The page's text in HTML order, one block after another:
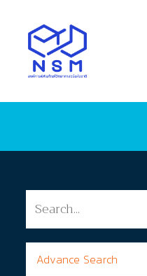
Advance Search